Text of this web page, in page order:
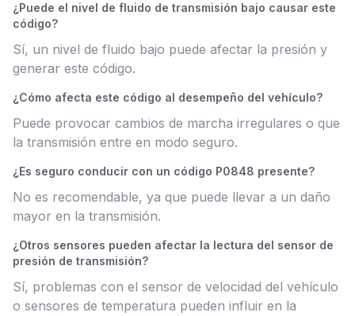
¿Puede el nivel de fluido de transmisión bajo causar este
código?
Sí, un nivel de fluido bajo puede afectar la presión y
generar este código.
¿Cómo afecta este código al desempeño del vehículo?
Puede provocar cambios de marcha irregulares o que
la transmisión entre en modo seguro.
¿Es seguro conducir con un código P0848 presente?
No es recomendable, ya que puede llevar a un daño
mayor en la transmisión.
¿Otros sensores pueden afectar la lectura del sensor de
presión de transmisión?
Sí, problemas con el sensor de velocidad del vehículo
o sensores de temperatura pueden influir en la